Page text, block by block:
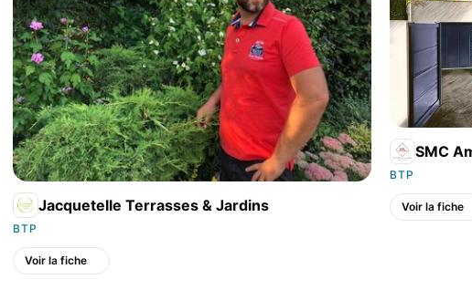
Jacquetelle Terrasses & Jardins
BTP
Voir la fiche
SMC
BTP
Voir la fiche